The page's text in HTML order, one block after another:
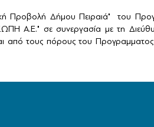
Προβολή Δήμου Πειραιά" του
Α.Ε." σε συνεργασία με τη
από τους πόρους του Προγραμματος